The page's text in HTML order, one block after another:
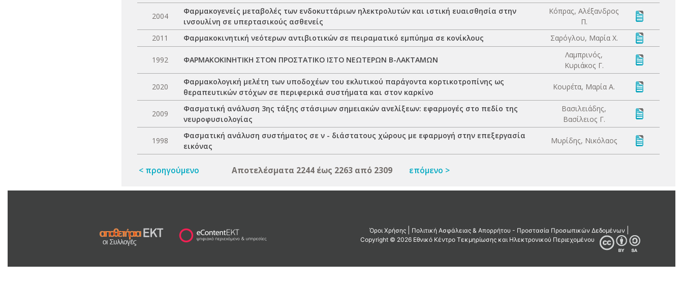
2004
Φαρμακογενείς μεταβολές των ενδοκυττάριων ηλεκτρολυτών και ιστική ευαισθησία στην
ινσουλίνη σε υπερτασικούς ασθενείς
Κόπρας, Αλέξανδρος
Π.
2011
Φαρμακοκινητική νεότερων αντιβιοτικών σε πειραματικό εμπύημα σε κονίκλους Σαρόγλου, Μαρία Χ.
1992 ΦΑΡΜΑΚΟΚΙΝΗΤΙΚΗ ΣΤΟΝ ΠΡΟΣΤΑΤΙΚΟ ΙΣΤΟ ΝΕΩΤΕΡΩΝ Β-ΛΑΚΤΑΜΩΝ
Λαμπρινός,
Κυριάκος Γ.
2020
Φαρμακολογική μελέτη των υποδοχέων του εκλυτικού παράγοντα κορτικοτροπίνης ως
θεραπευτικών στόχων σε περιφερικά συστήματα και στον καρκίνο
Κουρέτα, Μαρία Α.
2009
Φασματική ανάλυση 3ης τάξης στάσιμων σημειακών ανελίξεων: εφαρμογές στο πεδίο της
νευροφυσιολογίας
Βασιλειάδης,
Βασίλειος Γ.
1998
Φασματική ανάλυση συστήματος σε ν - διάστατους χώρους με εφαρμογή στην επεξεργασία
εικόνας
Μυρίδης, Νικόλαος
< προηγούμενο Αποτελέσματα 2244 έως 2263 από 2309 επόμενο >